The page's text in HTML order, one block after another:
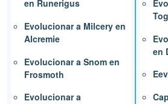
en Runerigus
Evolucionar a Milcery en
Alcremie
Evolucionar a Snom en
Frosmoth
Evolucionar a
en